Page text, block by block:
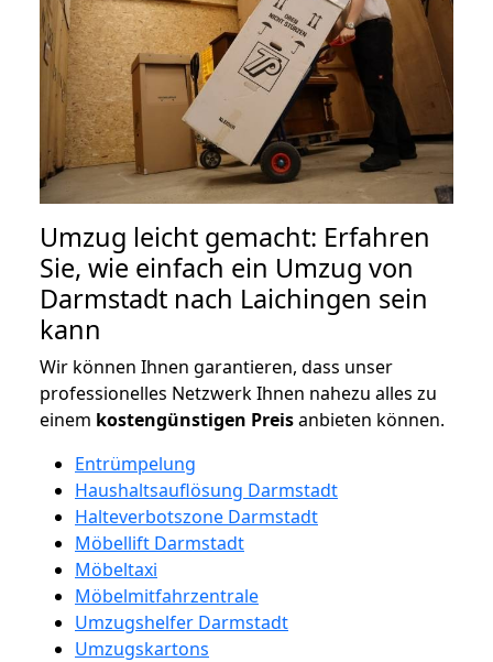
Umzug leicht gemacht: Erfahren
Sie, wie einfach ein Umzug von
Darmstadt nach Laichingen sein
kann
Wir können Ihnen garantieren, dass unser
professionelles Netzwerk Ihnen nahezu alles zu
einem kostengünstigen Preisanbieten können.
Entrümpelung
Haushaltsauflösung Darmstadt
Halteverbotszone Darmstadt
Möbellift Darmstadt
Möbeltaxi
Möbelmitfahrzentrale
Umzugshelfer Darmstadt
Umzugskartons